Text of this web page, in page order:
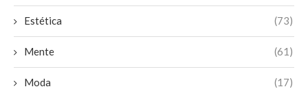
Estética (73)
Mente (61)
Moda (17)